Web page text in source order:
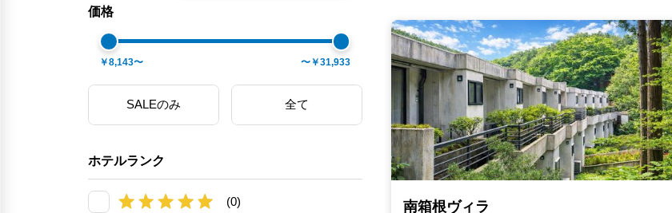
価格
￥8,143〜 〜￥31,933
SALEのみ 全て
ホテルランク
(0) 南箱根ヴィラ